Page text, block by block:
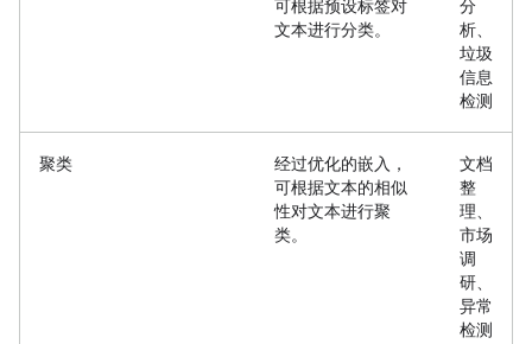
可根据预设标签对
文本进行分类。
分
析、
垃圾
信息
检测
聚类
经过优化的嵌入，
可根据文本的相似
性对文本进行聚
类。
文档
整
理、
市场
调
研、
异常
检测